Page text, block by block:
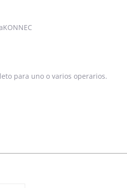
para uno o varios operarios.